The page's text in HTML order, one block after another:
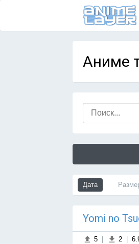
Аниме
Дата
Yomi no
5 2